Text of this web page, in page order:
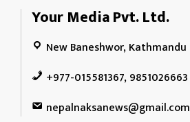
Your Media Pvt. Ltd.
New Baneshwor, Kathmandu
+977-015581367, 9851026663
nepalnaksanews@gmail.com